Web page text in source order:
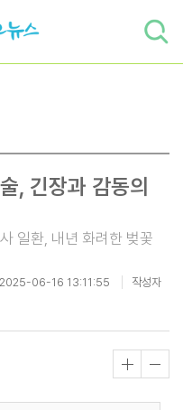
, 긴장과 감동의
일환, 내년 화려한 벚꽃
2025-06-16 13:11:55
작성자